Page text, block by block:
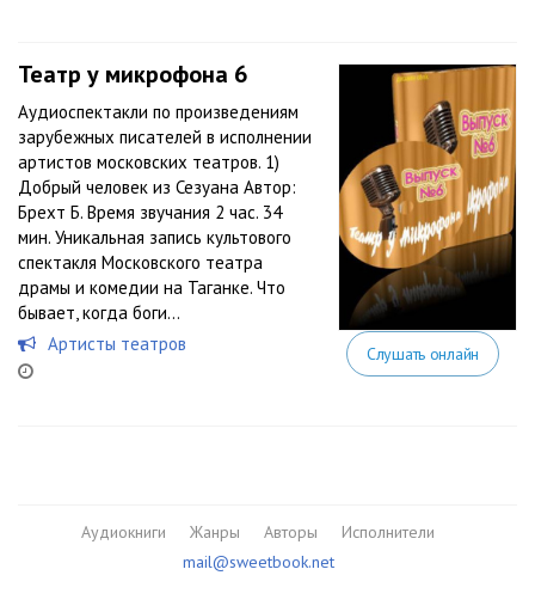
Театр у микрофона 6
Аудиоспектакли по произведениям
зарубежных писателей в исполнении
артистов московских театров. 1)
Добрый человек из Сезуана Автор:
Брехт Б. Время звучания 2 час. 34
мин. Уникальная запись культового
спектакля Московского театра
драмы и комедии на Таганке. Что
бывает, когда боги...
Артисты театров
Слушать онлайн
Аудиокниги Жанры Авторы
Исполнители
mail@sweetbook.net